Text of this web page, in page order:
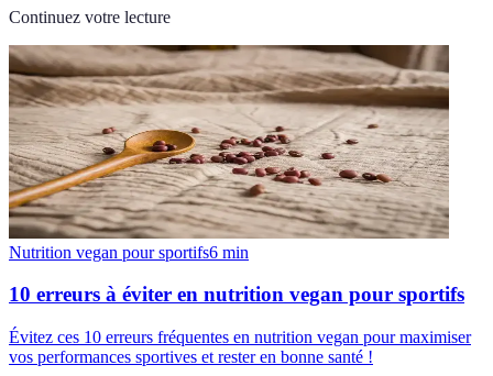
Continuez votre lecture
Nutrition vegan pour sportifs6 min
10 erreurs à éviter en nutrition vegan pour sportifs
Évitez ces 10 erreurs fréquentes en nutrition vegan pour maximiser
vos performances sportives et rester en bonne santé !